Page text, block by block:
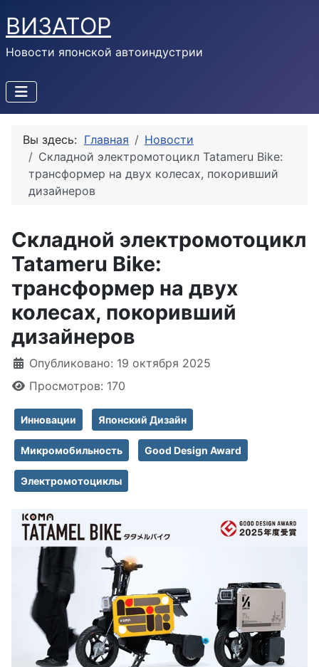
ВИЗАТОР
Новости японской автоиндустрии
Вы здесь: Главная
Новости
Складной электромотоцикл Tatameru Bike:
трансформер на двух колесах, покоривший
дизайнеров
Складной электромотоцикл
Tatameru Bike:
трансформер на двух
колесах, покоривший
дизайнеров
Информация о материале
Опубликовано: 19 октября 2025
Просмотров: 170
Инновации Японский Дизайн
Микромобильность Good Design Award
Электромотоциклы